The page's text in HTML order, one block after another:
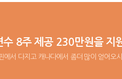
수 8주 제공 230만원을 지
에서 다지고 캐나다에서 좀더 많이 얻어